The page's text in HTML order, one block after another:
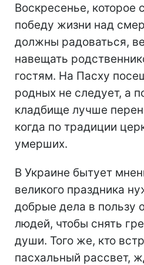
Воскресенье, которое
победу жизни над
должны радоваться,
навещать
гостям. На Пасху
родных не следует, а
кладбище лучше
когда по традиции
умерших.
В Украине бытует
великого праздника
добрые дела в пользу
людей, чтобы снять
души. Того же, кто
пасхальный рассвет,